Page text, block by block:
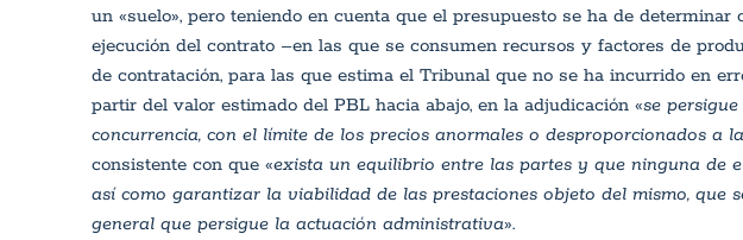
un «suelo», pero teniendo en cuenta que el presupuesto se ha de
ejecución del contrato –en las que se consumen recursos y factores de
de contratación, para las que estima el Tribunal que no se ha incurrido en
partir del valor estimado del PBL hacia abajo, en la adjudicación «se
concurrencia, con el límite de los precios anormales o desproporcionados a
consistente con que «exista un equilibrio entre las partes y que ninguna de
así como garantizar la viabilidad de las prestaciones objeto del mismo, que
general que persigue la actuación administrativa».